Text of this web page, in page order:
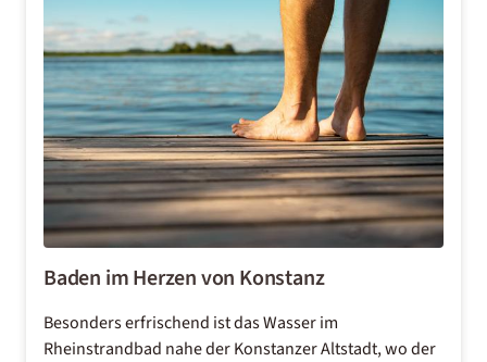
Baden im Herzen von Konstanz
Besonders erfrischend ist das Wasser im
Rheinstrandbad nahe der Konstanzer Altstadt, wo der